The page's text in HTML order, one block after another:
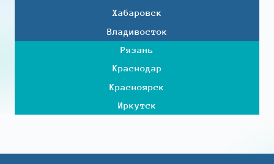
Хабаровск
Владивосток
Рязань
Краснодар
Красноярск
Иркутск